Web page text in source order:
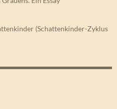
(Schattenkinder-Zyklus